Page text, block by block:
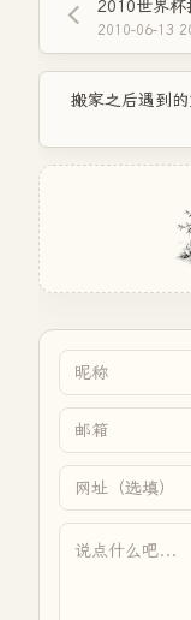
2010世界杯
2010-06-13
搬家之后遇到